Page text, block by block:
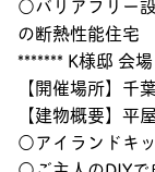
の断熱性能住宅
******* K様邸 会
【開催場所】
【建物概要】
○アイランドキ